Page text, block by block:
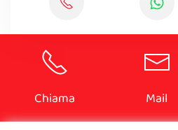
Chiama Mail